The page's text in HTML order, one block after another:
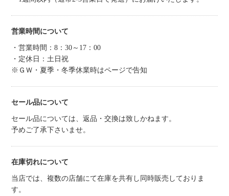
営業時間について
・営業時間：8：30～17：00
・定休日：土日祝
※ＧＷ・夏季・冬季休業時はページで告知
セール品について
セール品については、返品・交換は致しかねます。
予めご了承下さいませ。
在庫切れについて
当店では、複数の店舗にて在庫を共有し同時販売しておりま
す。